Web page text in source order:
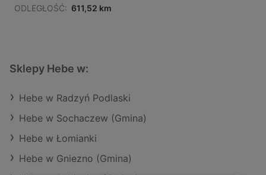
ODLEGŁOŚĆ: 611,52 km
Sklepy Hebe w:
Hebe w Radzyń Podlaski
Hebe w Sochaczew (Gmina)
Hebe w Łomianki
Hebe w Gniezno (Gmina)